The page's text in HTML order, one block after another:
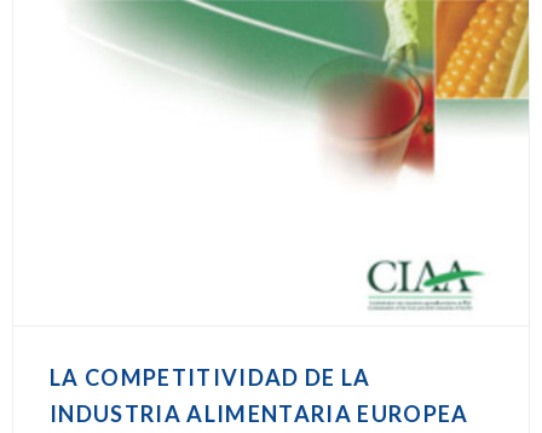
LA COMPETITIVIDAD DE LA
INDUSTRIA ALIMENTARIA EUROPEA